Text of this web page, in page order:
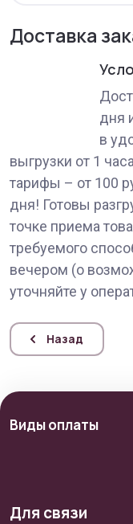
Доставка
дня
в
выгрузки от 1
тарифы – от 100
дня! Готовы
точке приема
требуемого
вечером (о
уточняйте у
Назад
Для связи
Виды оплаты